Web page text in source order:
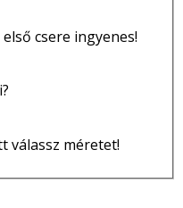
csere ingyenes!
válassz méretet!